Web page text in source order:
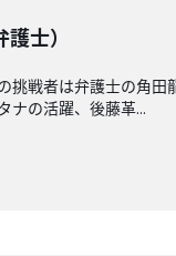
士）
挑戦者は弁護士の角
ナの活躍、後藤革...